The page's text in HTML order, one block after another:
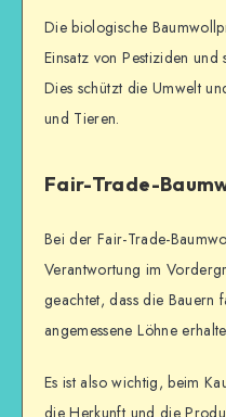
Die biologische
Einsatz von Pestiziden
Dies schützt die Umwelt
und Tieren.
Fair-Trade-
Bei der Fair-Trade-
Verantwortung im
geachtet, dass die Bauern
angemessene Löhne
Es ist also wichtig, beim